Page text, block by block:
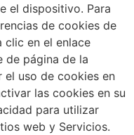
el dispositivo. Para
de cookies de
clic en el enlace
de página de la
el uso de cookies en
las cookies en su
para utilizar
web y Servicios.